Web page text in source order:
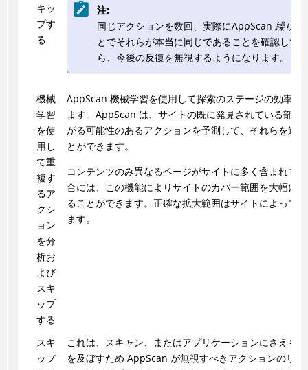
キッ
プす
る
注:
同じアクションを数回、実際にAppScan 繰り返
とでそれらが本当に同じであることを確認してか
ら、今後の反復を無視するようになります。
機械
学習
を使
用し
て重
複す
るア
クシ
ョン
を分
析お
よび
スキ
ップ
する
AppScan 機械学習を使用して探索のステージの効率を
ます。AppScan は、サイトの既に発見されている部分
がる可能性のあるアクションを予測して、それらを避
とができます。
コンテンツのみ異なるページがサイトに多く含まれて
合には、この機能によりサイトのカバー範囲を大幅に
ることができます。正確な拡大範囲はサイトによって
ます。
スキ
ップ
これは、スキャン、またはアプリケーションにさえも
を及ぼすため AppScan が無視すべきアクションのリス